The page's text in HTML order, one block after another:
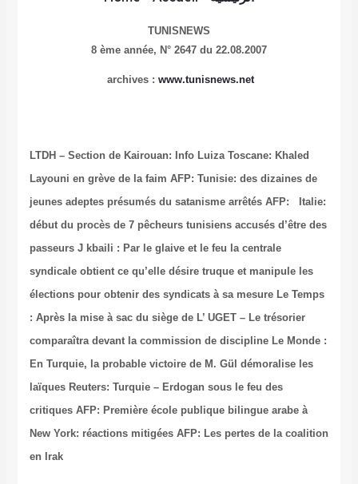
TUNISNEWS
8 ème année, N° 2647 du 22.08.2007
archives : www.tunisnews.net
LTDH – Section de Kairouan: Info Luiza Toscane: Khaled
Layouni en grève de la faim AFP: Tunisie: des dizaines de
jeunes adeptes présumés du satanisme arrêtés AFP: Italie:
début du procès de 7 pêcheurs tunisiens accusés d’être des
passeursJ kbaili : Par le glaive et le feu la centrale
syndicale obtient ce qu’elle désire truque et manipule les
élections pour obtenir des syndicats à sa mesure Le Temps
: Après la mise à sac du siège de L’ UGET – Le trésorier
comparaîtra devant la commission de disciplineLe Monde :
En Turquie, la probable victoire de M. Gül démoralise les
laïques Reuters: Turquie – Erdogan sous le feu des
critiques AFP: Première école publique bilingue arabe à
New York: réactions mitigées AFP: Les pertes de la coalition
en Irak